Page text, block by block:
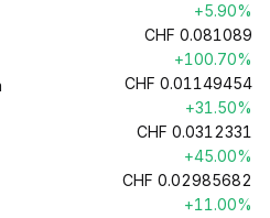
+5.90%
CHF 0.081089
+100.70%
CHF 0.01149454
+31.50%
CHF 0.0312331
+45.00%
CHF 0.02985682
+11.00%